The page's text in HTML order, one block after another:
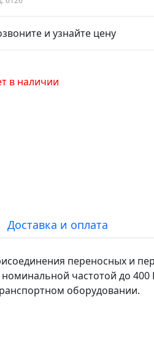
и узнайте цену
в наличии
Доставка и оплата
переносных и
частотой до
оборудовании.